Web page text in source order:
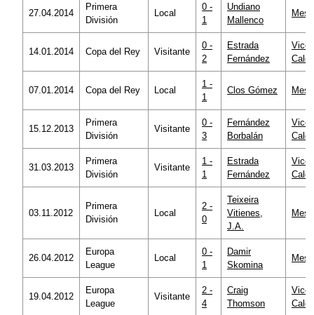
27.04.2014
Primera
División
Local
0 -
1
Undiano
Mallenco
14.01.2014 Copa del Rey Visitante
0 -
2
Estrada
Fernández
07.01.2014 Copa del Rey Local
1 -
1
Clos Gómez
15.12.2013
Primera
División
Visitante
0 -
3
Fernández
Borbalán
31.03.2013
Primera
División
Visitante
1 -
1
Estrada
Fernández
03.11.2012
Primera
División
Local
2 -
0
Teixeira
Vitienes,
J.A.
26.04.2012
Europa
League
Local
0 -
1
Damir
Skomina
19.04.2012
Europa
League
Visitante
2 -
4
Craig
Thomson